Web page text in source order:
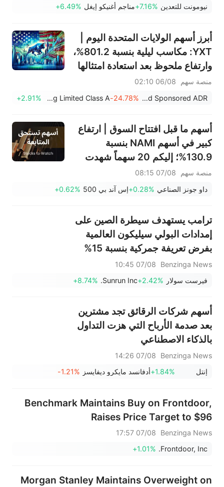
صعودية؛ بينما جاء سهما FCX
(+3.87%) وTPR (+2.8%) ضمن
خمسة أسهم تختبر مستويات
اختراق
نيومونت للتعدين +7.16%مناجم أغنيكو إيغل +6.49%
أبرز أسهم الولايات المتحدة اليوم |
YXT: مكاسب ليلية بنسبة 801.2%،
وارتفاع ملحوظ بعد استعادة امتثالها
لقواعد ناسداك، والقضاء على خطر
الشطب من البورصة
منصة سهم
06/08 02:10
YXT.COM Group Holding Limited Sponsored ADR
-24.78%
Julong Holding Limited Class A
+2.91%
أسهم ما قبل افتتاح السوق | ارتفاع
كبير في أسهم NAMI بنسبة
130.9%؛ إليكم 20 سهماً شهدت
أغسطس)
منصة سهم
07/08 08:15
داو جونز الصناعي +0.28%إس آند بي 500 +0.62%
ترامب يستهدف سيطرة الصين على
إمدادات البولي سيليكون العالمية
بفرض تعريفة جمركية بنسبة 15%
Benzinga News
07/08 10:45
فيرست سولار +2.42%
Sunrun Inc.
+8.74%
أسهم شركات الرقائق تجد مشترين
بعد صدمة الأرباح التي هزت التداول
بالذكاء الاصطناعي
Benzinga News
07/08 14:26
إنتل
+1.84%أدفانسد مايكرو ديفايسز -1.21%
Benchmark Maintains Buy on Frontdoor,
Raises Price Target to $96
Benzinga News
07/08 17:57
Frontdoor, Inc.
+1.01%
Morgan Stanley Maintains Overweight on